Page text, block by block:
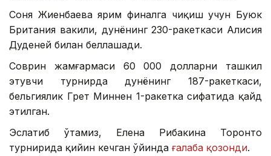
Соня Жиенбаева ярим финалга чиқиш учун Буюк
Британия вакили, дунёнинг 230-ракеткаси Алисия
Дуденей билан беллашади.
Соврин жамғармаси 60 000 долларни ташкил
этувчи турнирда дунёнинг 187-ракеткаси,
бельгиялик Грет Миннен 1-ракетка сифатида қайд
этилган.
Эслатиб ўтамиз, Елена Рибакина Торонто
турнирида қийин кечган ўйинда ғалаба қозонди.